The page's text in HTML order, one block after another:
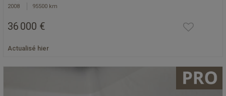
2008 95500 km
36 000 €
Actualisé hier